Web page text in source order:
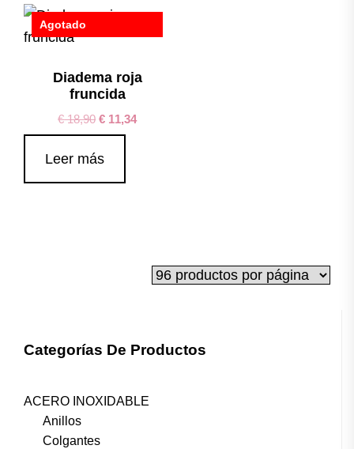
Save
Agotado
Diadema roja
fruncida
€18,90 € 11,34
Leer más
Categorías De Productos
ACERO INOXIDABLE
Anillos
Colgantes